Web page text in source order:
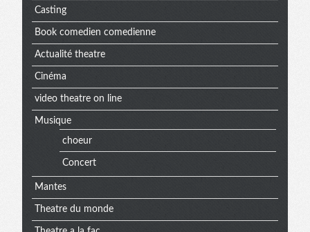
Casting
Book comedien comedienne
Actualité theatre
Cinéma
video theatre on line
Musique
choeur
Concert
Mantes
Theatre du monde